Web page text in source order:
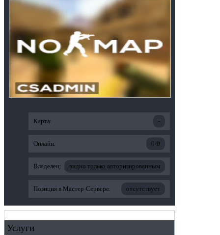
Карта: -
Онлайн: 0/0
Владелец: видно только авторизированным
Позиция в Мастер-Сервере: отсутствует
Услуги